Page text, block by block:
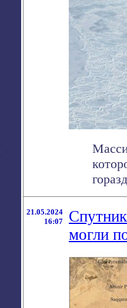
21.05.2024
16:07
могли